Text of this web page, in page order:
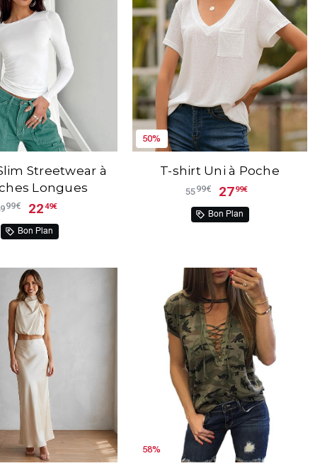
Streetwear à
Longues
99€ 2249€
Bon Plan
50%
T-shirt Uni à Poche
5599€ 2799€
Bon Plan
58%